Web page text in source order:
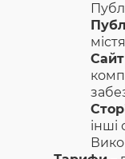
Сайт
інші